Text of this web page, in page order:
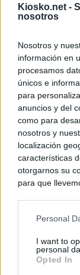
Kiosko.net -
nosotros
Nosotros y
información en
procesamos
únicos e
para
anuncios y del
como para
nosotros y
localización
características
otorgarnos su
para que
negar su
de su
rechazar tal
Personal
I want to
personal
Opted In